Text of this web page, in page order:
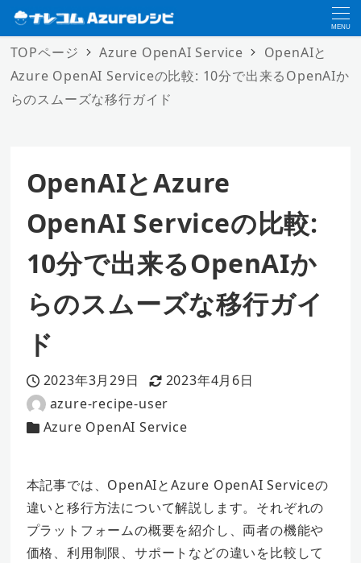
MENU
TOPページ Azure OpenAI Service
OpenAIと
Azure OpenAI Serviceの比較: 10分で出来るOpenAIか
らのスムーズな移行ガイド
OpenAIとAzure
OpenAI Serviceの比較:
10分で出来るOpenAIか
らのスムーズな移行ガイ
ド
投稿日
2023年3月29日
更新日
2023年4月6日
著
者
azure-recipe-user
カテゴリー
Azure OpenAI Service
本記事では、OpenAIとAzure OpenAI Serviceの
違いと移行方法について解説します。それぞれの
プラットフォームの概要を紹介し、両者の機能や
価格、利用制限、サポートなどの違いを比較して